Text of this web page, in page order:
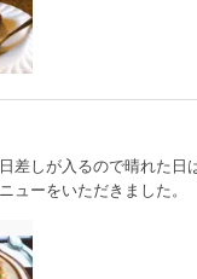
差しが入るので晴れた日
ューをいただきました。